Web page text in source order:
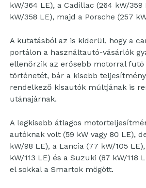
kW/364 LE), a Cadillac (264 kW/359
kW/358 LE), majd a Porsche (257
A kutatásból az is kiderül, hogy a
portálon a használtautó-vásárlók
ellenőrzik az erősebb motorral futó
történetét, bár a kisebb
rendelkező kisautók múltjának is
utánajárnak.
A legkisebb átlagos
autóknak volt (59 kW vagy 80 LE),
kW/98 LE), a Lancia (77 kW/105
kW/113 LE) és a Suzuki (87 kW/118
el sokkal a Smartok mögött.